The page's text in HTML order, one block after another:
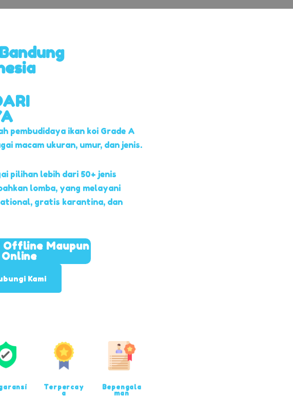
pembudidaya ikan koi Grade A
macam ukuran, umur, dan jenis.
pilihan lebih dari 50+ jenis
lomba, yang melayani
gratis karantina, dan
Offline Maupun
Online
Kami
Terpercay
a
Bepengala
man